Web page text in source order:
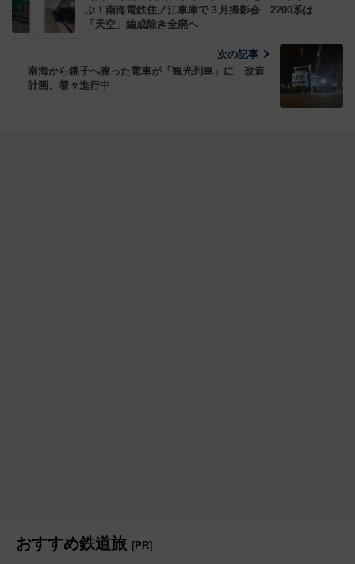
ぶ！南海電鉄住ノ江車庫で３月撮影会 2200系は
「天空」編成除き全廃へ
次の記事
南海から銚子へ渡った電車が「観光列車」に 改造
計画、着々進行中
おすすめ鉄道旅 [PR]